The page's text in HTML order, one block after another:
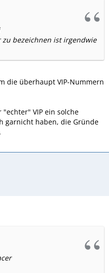
zu bezeichnen ist irgendwie
die überhaupt VIP-Nummern
VIP ein solche
garnicht haben, die Gründe